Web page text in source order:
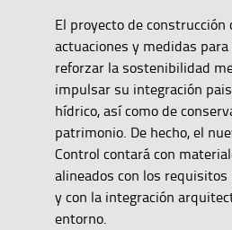
El proyecto de construcción
actuaciones y medidas
reforzar la sostenibilidad
impulsar su integración
hídrico, así como de
patrimonio. De hecho, el
Control contará con
alineados con los
y con la integración
entorno.